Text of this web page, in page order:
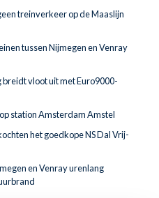
treinverkeer op de Maaslijn
tussen Nijmegen en Venray
vloot uit met Euro9000-
station Amsterdam Amstel
het goedkope NS Dal Vrij-
en Venray urenlang